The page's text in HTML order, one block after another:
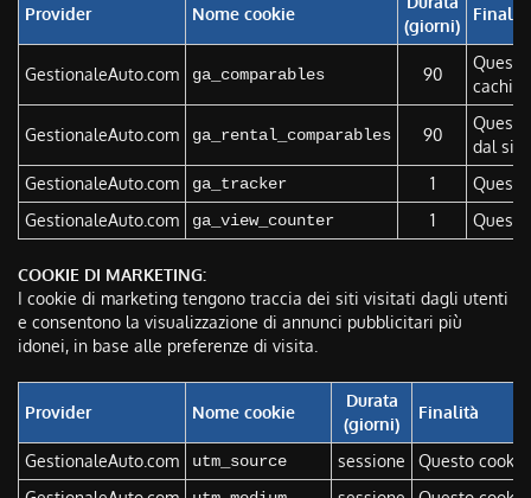
Provider Nome cookie
(giorni)
GestionaleAuto.com ga_comparables 90
GestionaleAuto.com ga_rental_comparables 90
dal
GestionaleAuto.com
ga_tracker 1
GestionaleAuto.com
ga_view_counter 1
COOKIE DI MARKETING:
I cookie di marketing tengono traccia dei siti visitati dagli utenti
e consentono la visualizzazione di annunci pubblicitari più
idonei, in base alle preferenze di visita.
Provider Nome cookie
Durata
(giorni)
Finalità
GestionaleAuto.com utm_source sessione
Questo